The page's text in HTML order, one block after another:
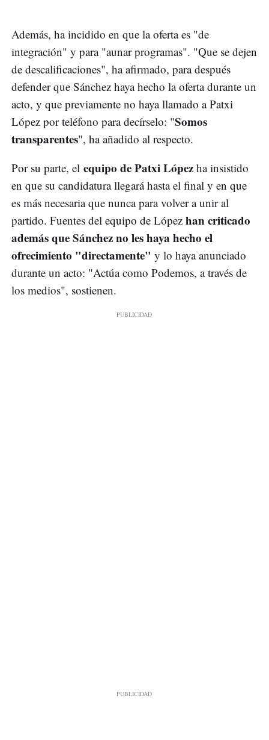
Además, ha incidido en que la oferta es "de
integración" y para "aunar programas". "Que se dejen
de descalificaciones", ha afirmado, para después
defender que Sánchez haya hecho la oferta durante un
acto, y que previamente no haya llamado a Patxi
López por teléfono para decírselo: "Somos
transparentes", ha añadido al respecto.
Por su parte, el equipo de Patxi López ha insistido
en que su candidatura llegará hasta el final y en que
es más necesaria que nunca para volver a unir al
partido. Fuentes del equipo de López han criticado
además que Sánchez no les haya hecho el
ofrecimiento "directamente" y lo haya anunciado
durante un acto: "Actúa como Podemos, a través de
los medios", sostienen.